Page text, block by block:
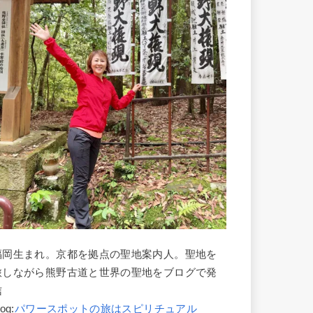
岡生まれ。京都を拠点の聖地案内人。聖地を
しながら熊野古道と世界の聖地をブログで発
パワースポットの旅はスピリチュアル